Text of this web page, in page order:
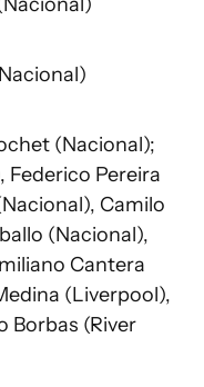
(Nacional);
Federico Pereira
Camilo
(Nacional),
Cantera
(Liverpool),
Borbas (River